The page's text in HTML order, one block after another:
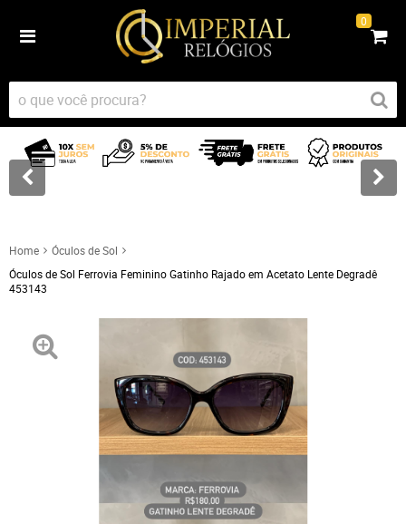
0
Home
Óculos de Sol
Óculos de Sol Ferrovia Feminino Gatinho Rajado em Acetato Lente Degradê
453143